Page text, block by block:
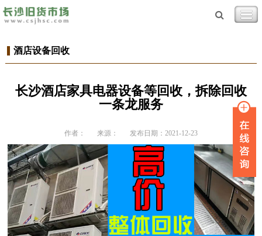
酒店设备回收
长沙酒店家具电器设备等回收，拆除回收
一条龙服务
作者： 来源： 发布日期：2021-12-23